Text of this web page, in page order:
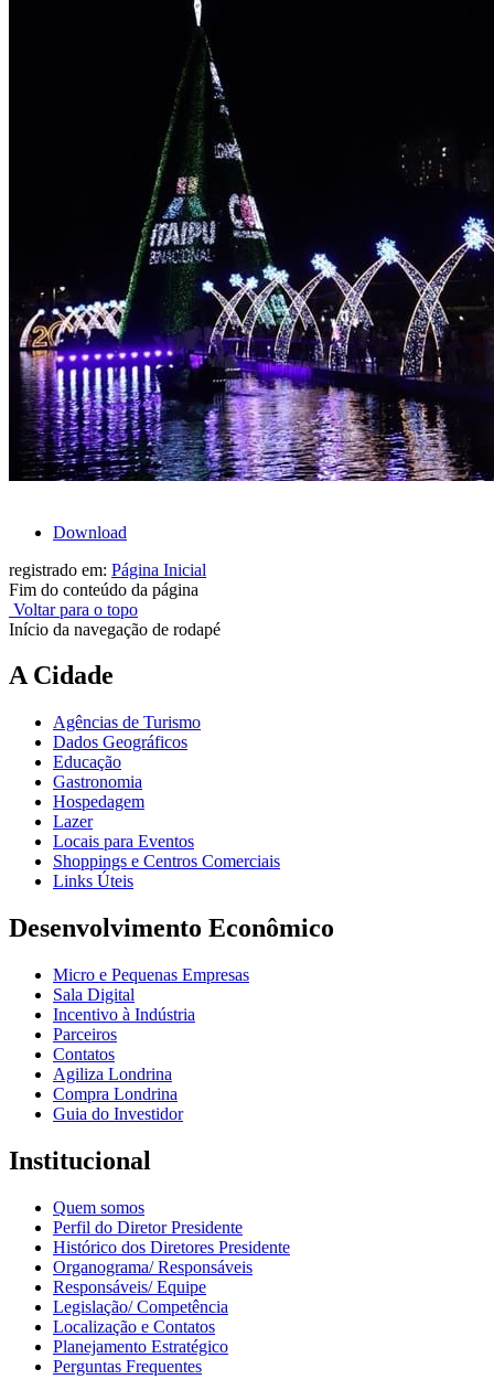
Download
registrado em: Página Inicial
Fim do conteúdo da página
Voltar para o topo
Início da navegação de rodapé
A Cidade
Agências de Turismo
Dados Geográficos
Educação
Gastronomia
Hospedagem
Lazer
Locais para Eventos
Shoppings e Centros Comerciais
Links Úteis
Desenvolvimento Econômico
Micro e Pequenas Empresas
Sala Digital
Incentivo à Indústria
Parceiros
Contatos
Agiliza Londrina
Compra Londrina
Guia do Investidor
Institucional
Quem somos
Perfil do Diretor Presidente
Histórico dos Diretores Presidente
Organograma/ Responsáveis
Responsáveis/ Equipe
Legislação/ Competência
Localização e Contatos
Planejamento Estratégico
Perguntas Frequentes